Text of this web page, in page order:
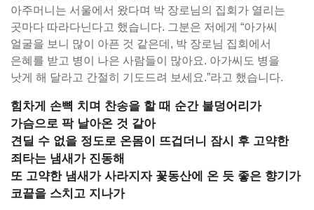
아주머니는 서울에서 왔다며 박 장로님의 집회가 열리는
곳마다 따라다닌다고 했습니다. 그분은 저에게 “아가씨
얼굴을 보니 많이 아픈 것 같은데, 박 장로님 집회에서
은혜를 받고 병이 나은 사람들이 많아요. 아가씨도 병을
낫게 해 달라고 간절히 기도드려 보세요.”라고 했습니다.
힘차게 손뼉 치며 찬송을 할 때 순간 불덩어리가
가슴으로 팍 날아온 것 같아
견딜 수 없을 정도로 온몸이 뜨겁더니 잠시 후 고약한
죄타는 냄새가 진동해
또 고약한 냄새가 사라지자 꽃동산에 온 듯 좋은 향기가
코끝을 스치고 지나가